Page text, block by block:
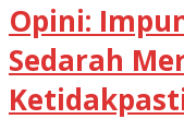
Opini:
Sedarah